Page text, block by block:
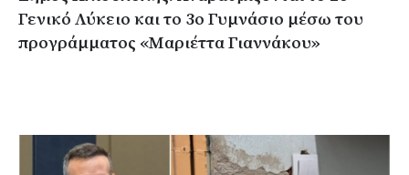
Γενικό Λύκειο και το 3ο Γυμνάσιο μέσω του
προγράμματος «Μαριέττα Γιαννάκου»